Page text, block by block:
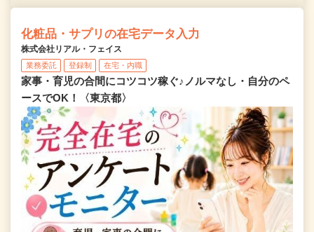
化粧品・サプリの在宅データ入力
株式会社リアル・フェイス
業務委託 登録制 在宅・内職
家事・育児の合間にコツコツ稼ぐ♪ノルマなし・自分のペ
ースでOK！〈東京都〉